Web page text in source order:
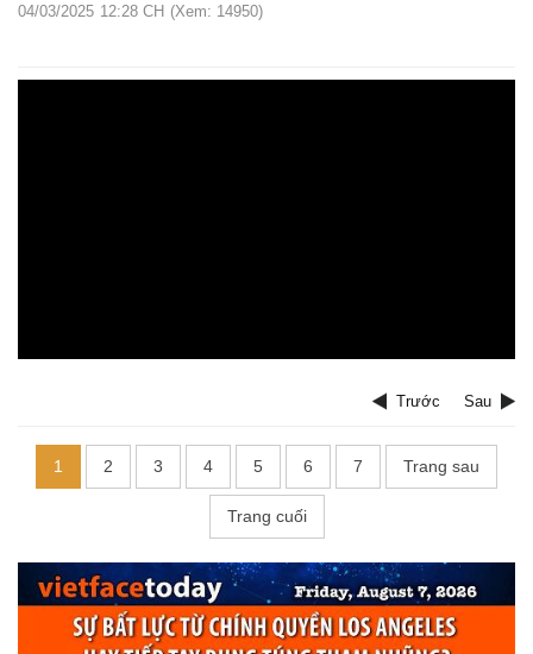
04/03/2025 12:28 CH (Xem: 14950)
Trước Sau
1 2 3 4 5 6 7 Trang sau
Trang cuối